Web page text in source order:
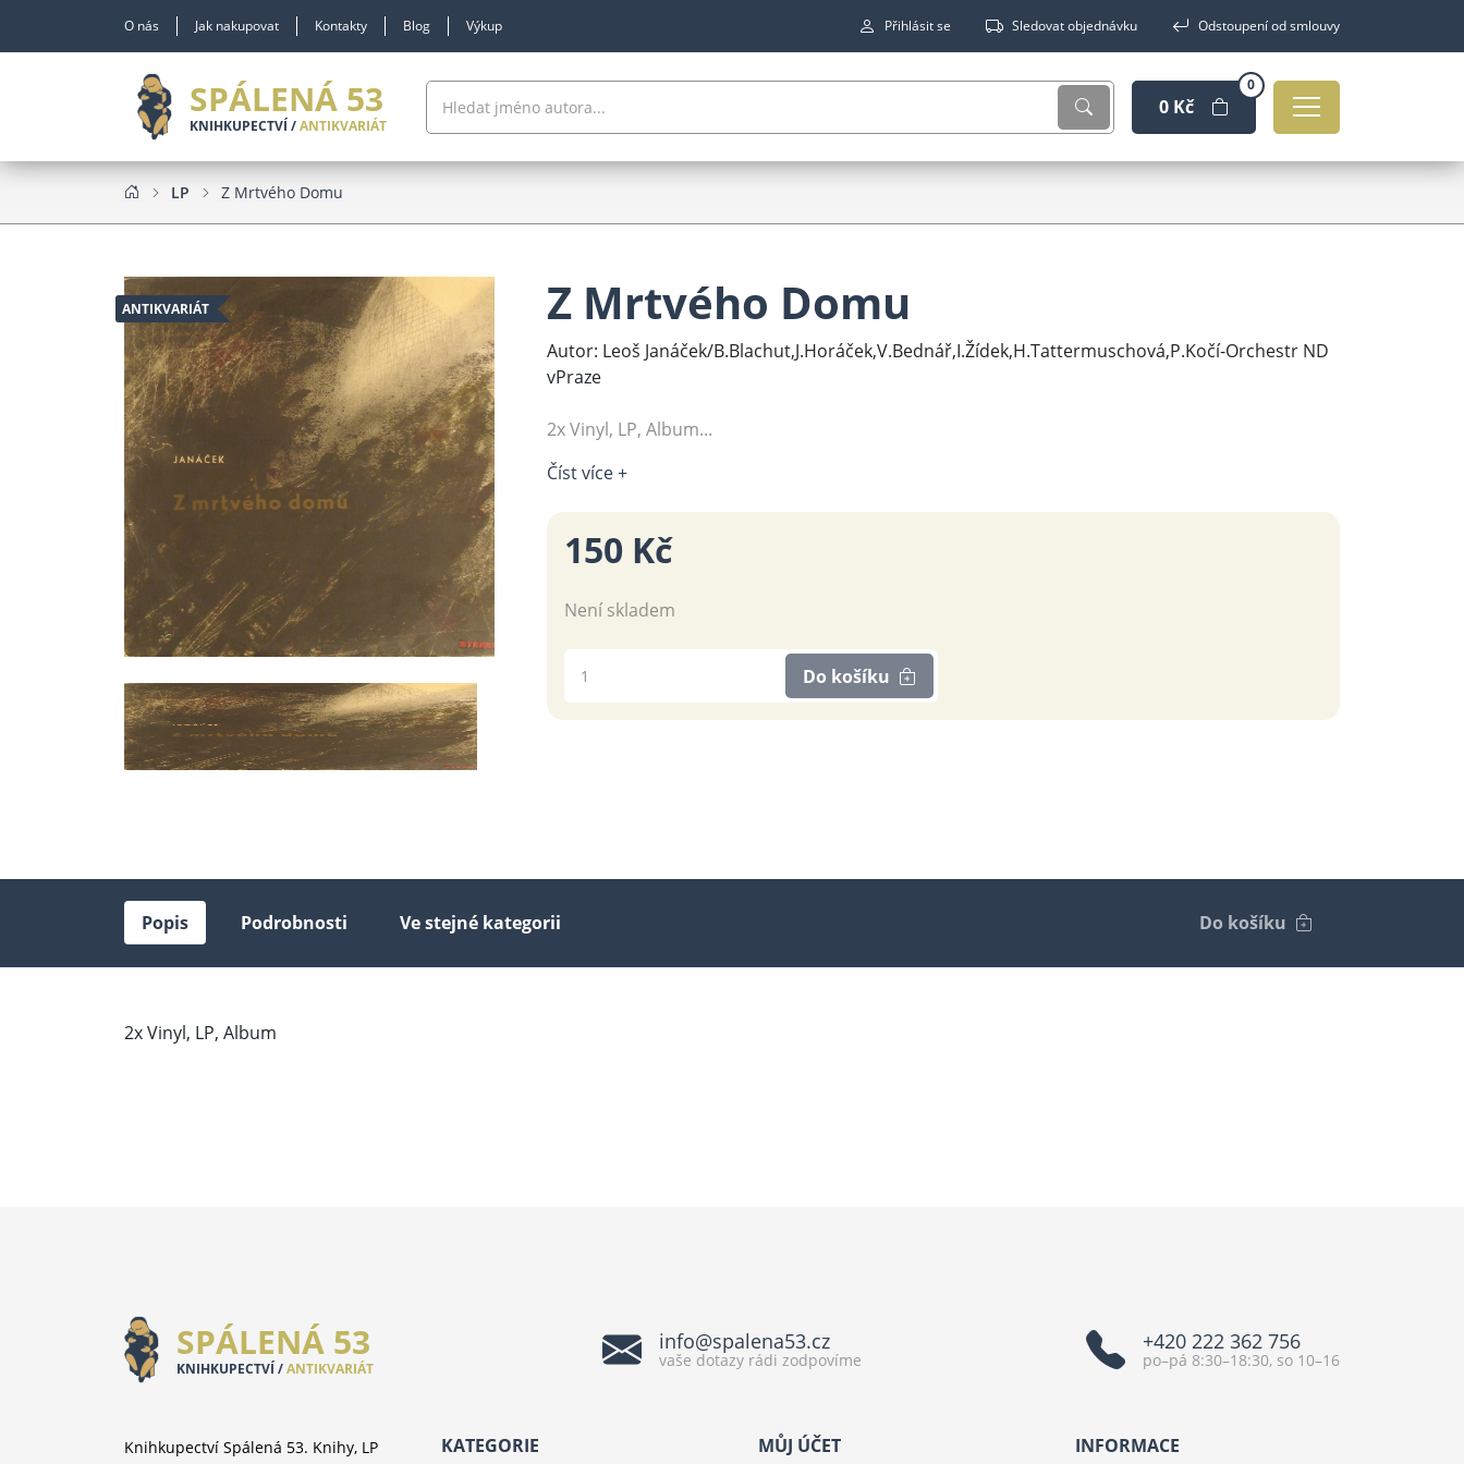
O nás Jak nakupovat Kontakty Blog Výkup Přihlásit se Sledovat objednávku Odstoupení od smlouvy
SPÁLENÁ 53
KNIHKUPECTVÍ /ANTIKVARIÁT
0 Kč
0
LP Z Mrtvého Domu
ANTIKVARIÁT Z Mrtvého Domu
Autor: Leoš Janáček/B.Blachut,J.Horáček,V.Bednář,I.Žídek,H.Tattermuschová,P.Kočí-Orchestr ND
vPraze
2x Vinyl, LP, Album...
Číst více +
150 Kč
Není skladem
Do košíku
Popis Podrobnosti Ve stejné kategorii Do košíku
2x Vinyl, LP, Album
SPÁLENÁ 53
KNIHKUPECTVÍ /ANTIKVARIÁT
info@spalena53.cz
vaše dotazy rádi zodpovíme
+420 222 362 756
po–pá 8:30–18:30, so 10–16
Knihkupectví Spálená 53. Knihy, LP
KATEGORIE MŮJ ÚČET INFORMACE